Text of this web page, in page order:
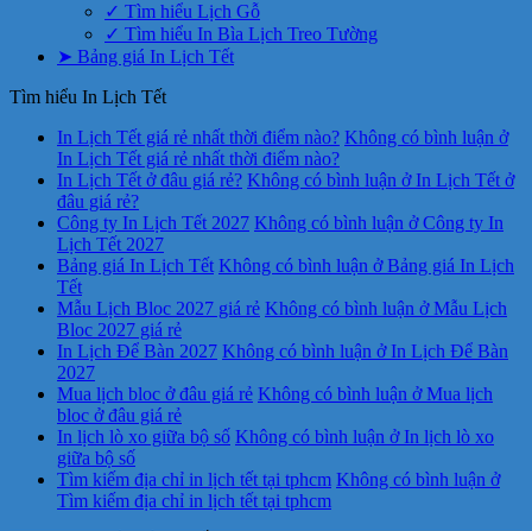
✓ Tìm hiểu Lịch Gỗ
✓ Tìm hiểu In Bìa Lịch Treo Tường
➤ Bảng giá In Lịch Tết
Tìm hiểu In Lịch Tết
In Lịch Tết giá rẻ nhất thời điểm nào? Không có bình luận ở
In Lịch Tết giá rẻ nhất thời điểm nào?
In Lịch Tết ở đâu giá rẻ? Không có bình luận ở In Lịch Tết ở
đâu giá rẻ?
Công ty In Lịch Tết 2027 Không có bình luận ở Công ty In
Lịch Tết 2027
Bảng giá In Lịch Tết Không có bình luận ở Bảng giá In Lịch
Tết
Mẫu Lịch Bloc 2027 giá rẻ Không có bình luận ở Mẫu Lịch
Bloc 2027 giá rẻ
In Lịch Để Bàn 2027 Không có bình luận ở In Lịch Để Bàn
2027
Mua lịch bloc ở đâu giá rẻ Không có bình luận ở Mua lịch
bloc ở đâu giá rẻ
In lịch lò xo giữa bộ số Không có bình luận ở In lịch lò xo
giữa bộ số
Tìm kiếm địa chỉ in lịch tết tại tphcm Không có bình luận ở
Tìm kiếm địa chỉ in lịch tết tại tphcm